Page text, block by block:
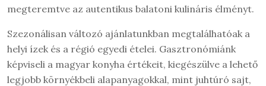
megteremtve az autentikus balatoni kulináris élményt.
Szezonálisan változó ajánlatunkban megtalálhatóak a
helyi ízek és a régió egyedi ételei. Gasztronómiánk
képviseli a magyar konyha értékeit, kiegészülve a lehető
legjobb környékbeli alapanyagokkal, mint juhtúró sajt,